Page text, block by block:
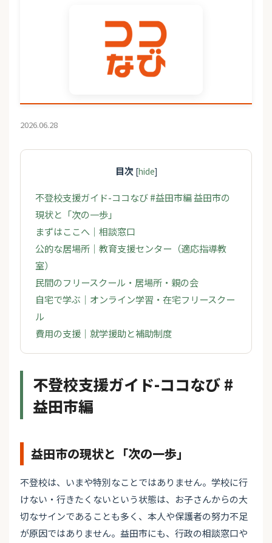
2026.06.28
目次 [hide]
不登校支援ガイド-ココなび #益田市編 益田市の
現状と「次の一歩」
まずはここへ｜相談窓口
公的な居場所｜教育支援センター（適応指導教
室）
民間のフリースクール・居場所・親の会
自宅で学ぶ｜オンライン学習・在宅フリースクー
ル
費用の支援｜就学援助と補助制度
不登校支援ガイド-ココなび #
益田市編
益田市の現状と「次の一歩」
不登校は、いまや特別なことではありません。学校に行
けない・行きたくないという状態は、お子さんからの大
切なサインであることも多く、本人や保護者の努力不足
が原因ではありません。益田市にも、行政の相談窓口や